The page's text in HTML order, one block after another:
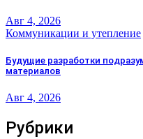
Авг 4, 2026
Коммуникации и утепление
Будущие разработки
материалов
Авг 4, 2026
Рубрики